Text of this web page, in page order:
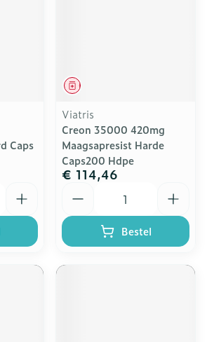
Caps
Geneesmiddel
Viatris
Creon 35000 420mg
Maagsapresist Harde
Caps200 Hdpe
€ 114,46
Bestel